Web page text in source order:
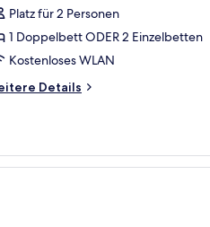
Platz für 2 Personen
1 Doppelbett ODER 2 Einzelbetten
Kostenloses WLAN
Details